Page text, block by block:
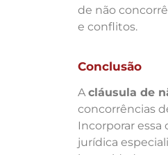
de não
e conflitos.
Conclusão
A cláusula de
concorrências
Incorporar
jurídica